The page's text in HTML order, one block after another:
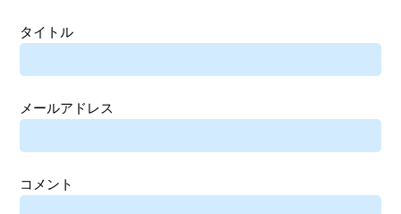
タイトル
メールアドレス
コメント